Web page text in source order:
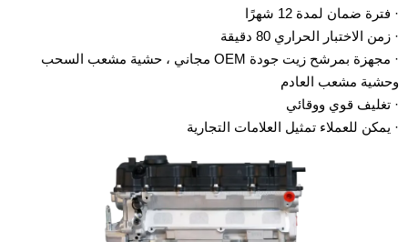
· فترة ضمان لمدة 12 شهرًا
· زمن الاختبار الحراري 80 دقيقة
· مجهزة بمرشح زيت جودة OEM مجاني ، حشية مشعب السحب
وحشية مشعب العادم
· تغليف قوي ووقائي
· يمكن للعملاء تمثيل العلامات التجارية